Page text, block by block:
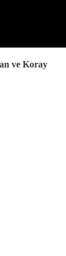
ve Koray